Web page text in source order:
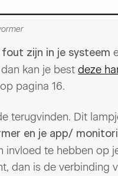
fout zijn in je systeem
dan kan je bestdeze
pagina 16.
terugvinden. Dit
en je app/
te hebben op
dan is de verbinding